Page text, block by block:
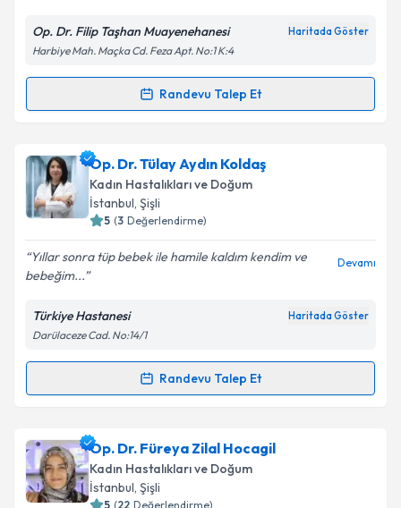
Kişisel verilerimin işlenmesine ilişkin
Metni'ni okudum ve kişisel verilerimin belirtilen
kapsamda işlenmesini kabul ediyorum.
Op. Dr. Filip Taşhan Muayenehanesi Haritada Göster
Harbiye Mah. Maçka Cd. Feza Apt. No:1 K:4
Randevu Talep Et
Randevu Takvimi Talebi
Op. Dr. Filip Taşhaniçin randevu takvimi talebi
oluşturun. Size bu uzmandan randevu almanız için bir
takvim hazırlandığında e-posta ile bilgilendireceğiz.
Kişisel verilerimin işlenmesine ilişkin
Aydınlatma
Metni'ni okudum ve kişisel verilerimin belirtilen
kapsamda işlenmesini kabul ediyorum.
Op. Dr. Tülay Aydın Koldaş
Kadın Hastalıkları ve Doğum
İstanbul, Şişli
5 (3 Değerlendirme)
Yıllar sonra tüp bebek ile hamile kaldım kendim ve
bebeğim...
Devamı
Türkiye Hastanesi Haritada Göster
Darülaceze Cad. No:14/1
Randevu Talep Et
Randevu Takvimi Talebi
Op. Dr. Tülay Aydın Koldaş için randevu takvimi
talebi oluşturun. Size bu uzmandan randevu almanız
için bir takvim hazırlandığında e-posta ile
bilgilendireceğiz.
Op. Dr. Füreya Zilal Hocagil
Kadın Hastalıkları ve Doğum
İstanbul, Şişli
5 (22 Değerlendirme)